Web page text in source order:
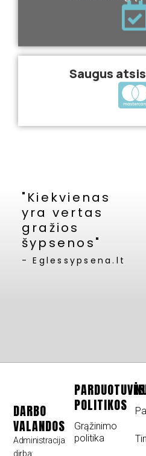
Saugus
"Kiekvienas
yra vertas
gražios
šypsenos"
- Eglessypsena.lt
DARBO
VALANDOS
Administracija
dirba:
PARDUOTUVĖS
POLITIKOS
Grąžinimo
politika